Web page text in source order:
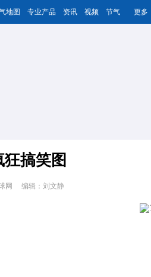
地图 专业产品 资讯 视频 节气 更多
搞笑图
网 编辑：刘文静